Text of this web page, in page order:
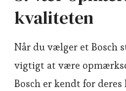
kvaliteten
Når du vælger et Bosch
vigtigt at være
Bosch er kendt for deres